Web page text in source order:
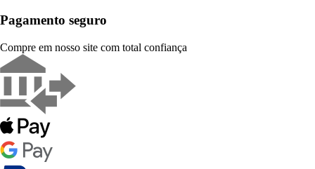
Pagamento seguro
Compre em nosso site com total confiança